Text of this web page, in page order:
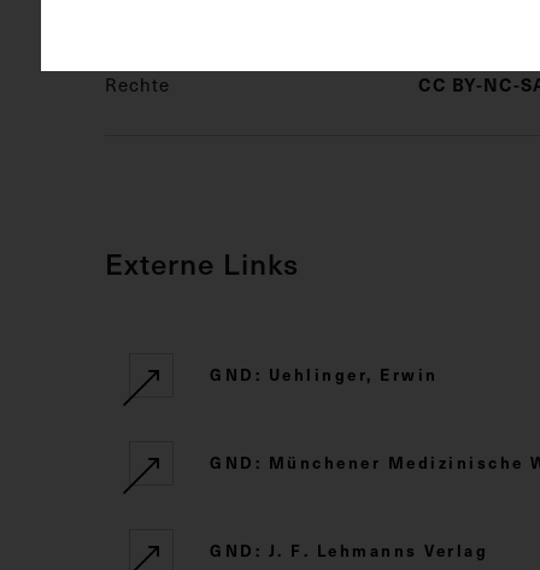
Rechte CC BY-NC-
Externe Links
GND: Uehlinger, Erwin
GND: Münchener Medizinische
GND: J. F. Lehmanns Verlag